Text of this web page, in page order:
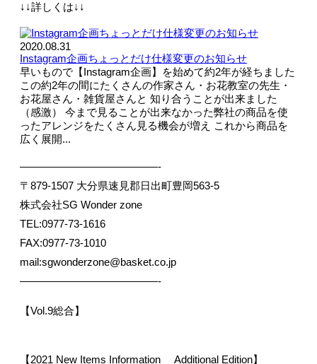
↓↓詳しくは↓↓
2020.08.31
Instagram企画ちょっとだけ仕様変更のお知らせ
早いもので【Instagram企画】を始めて約2年が経ちました
この約2年の間にたくさんの作家さん・お花教室の先生・
お花屋さん・雑貨屋さんと 知り合うことが出来ました
（感激） 今まで見ることが出来なかった弊社の商品を使
ったアレンジをたくさん見る機会が増え これから商品を
広く展開...
—————————————-
〒879-1507 大分県速見郡日出町豊岡563-5
株式会社SG Wonder zone
TEL:0977-73-1616
FAX:0977-73-1010
mail:sgwonderzone@basket.co.jp
—————————————-
【Vol.9総合】
【2021 New Items Information Additional Edition】